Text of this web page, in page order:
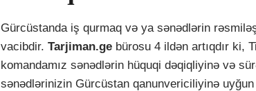
Gürcüstanda iş qurmaq və ya sənədlərin
vacibdir. Tarjiman.ge bürosu 4 ildən artıqdır ki,
komandamız sənədlərin hüquqi dəqiqliyinə və
sənədlərinizin Gürcüstan qanunvericiliyinə